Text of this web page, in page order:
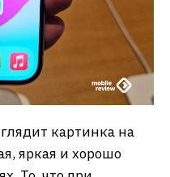
картинка на
яркая и хорошо